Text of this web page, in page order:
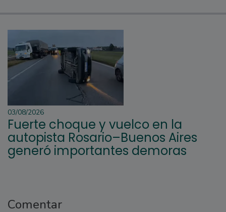
03/08/2026
Fuerte choque y vuelco en la
autopista Rosario–Buenos Aires
generó importantes demoras
Comentar